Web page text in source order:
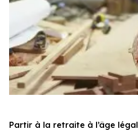
Partir à la retraite à l’âge légal